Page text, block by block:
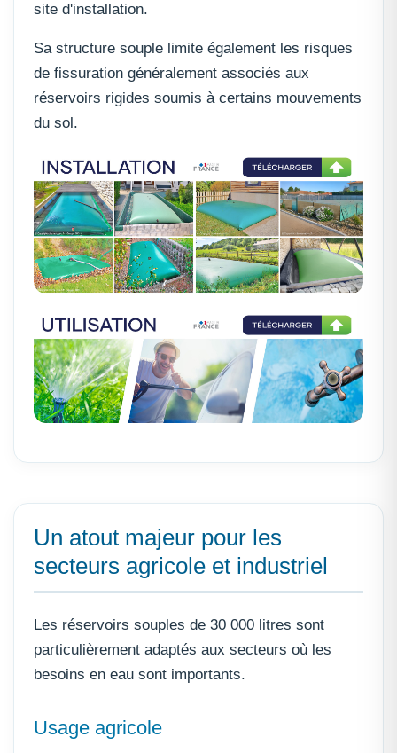
site d'installation.
Sa structure souple limite également les risques
de fissuration généralement associés aux
réservoirs rigides soumis à certains mouvements
du sol.
Un atout majeur pour les
secteurs agricole et industriel
Les réservoirs souples de 30 000 litres sont
particulièrement adaptés aux secteurs où les
besoins en eau sont importants.
Usage agricole